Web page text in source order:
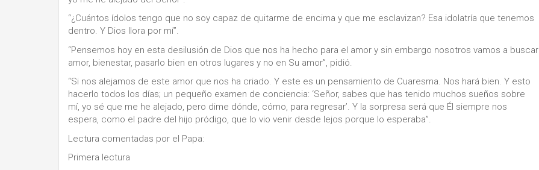
“¿Cuántos ídolos tengo que no soy capaz de quitarme de encima y que me esclavizan? Esa idolatría que tenemos
dentro. Y Dios llora por mí”.
“Pensemos hoy en esta desilusión de Dios que nos ha hecho para el amor y sin embargo nosotros vamos a buscar
amor, bienestar, pasarlo bien en otros lugares y no en Su amor”, pidió.
“Si nos alejamos de este amor que nos ha criado. Y este es un pensamiento de Cuaresma. Nos hará bien. Y esto
hacerlo todos los días; un pequeño examen de conciencia: ‘Señor, sabes que has tenido muchos sueños sobre
mí, yo sé que me he alejado, pero dime dónde, cómo, para regresar’. Y la sorpresa será que Él siempre nos
espera, como el padre del hijo pródigo, que lo vio venir desde lejos porque lo esperaba”.
Lectura comentadas por el Papa:
Primera lectura